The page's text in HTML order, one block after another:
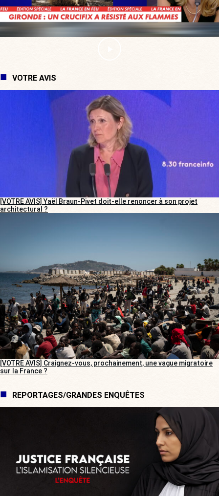
VOTRE AVIS
[VOTRE AVIS] Yaël Braun-Pivet doit-elle renoncer à son projet
architectural ?
[VOTRE AVIS] Craignez-vous, prochainement, une vague migratoire
sur la France ?
REPORTAGES/GRANDES ENQUÊTES